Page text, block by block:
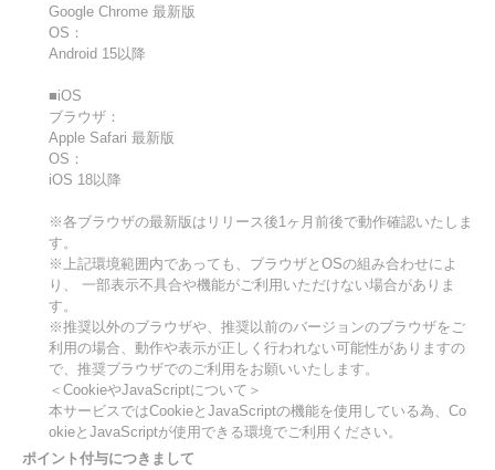
Google Chrome 最新版
OS：
Android 15以降
■iOS
ブラウザ：
Apple Safari 最新版
OS：
iOS 18以降
※各ブラウザの最新版はリリース後1ヶ月前後で動作確認いたしま
す。
※上記環境範囲内であっても、ブラウザとOSの組み合わせによ
り、 一部表示不具合や機能がご利用いただけない場合がありま
す。
※推奨以外のブラウザや、推奨以前のバージョンのブラウザをご
利用の場合、動作や表示が正しく行われない可能性がありますの
で、推奨ブラウザでのご利用をお願いいたします。
＜CookieやJavaScriptについて＞
本サービスではCookieとJavaScriptの機能を使用している為、Co
okieとJavaScriptが使用できる環境でご利用ください。
ポイント付与につきまして